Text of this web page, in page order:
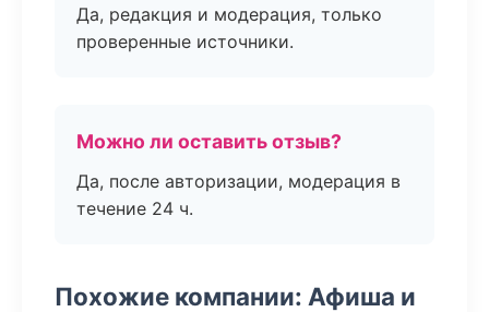
Да, редакция и модерация, только
проверенные источники.
Можно ли оставить отзыв?
Да, после авторизации, модерация в
течение 24 ч.
Похожие компании: Афиша и